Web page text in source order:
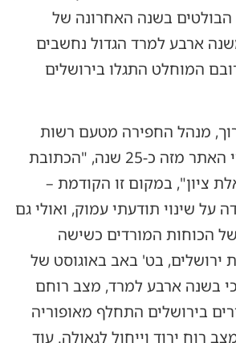
בשנה האחרונה של
ארבע למרד הגדול נחשבים
המוחלט התגלו בירושלים
מנהל החפירה מטעם רשות
העתיקות ומחוקרי האתר מזה כ-25 שנה, "הכתובת
ציון", במקום זו הקודמת –
על שינוי תודעתי עמוק, ואולי גם
הכוחות המורדים כשישה
ירושלים, בט' באב באוגוסט של
כי בשנה ארבע למרד, מצב רוחם
בירושלים התחלף מאופוריה
רוח ירוד וייחול לגאולה. עוד